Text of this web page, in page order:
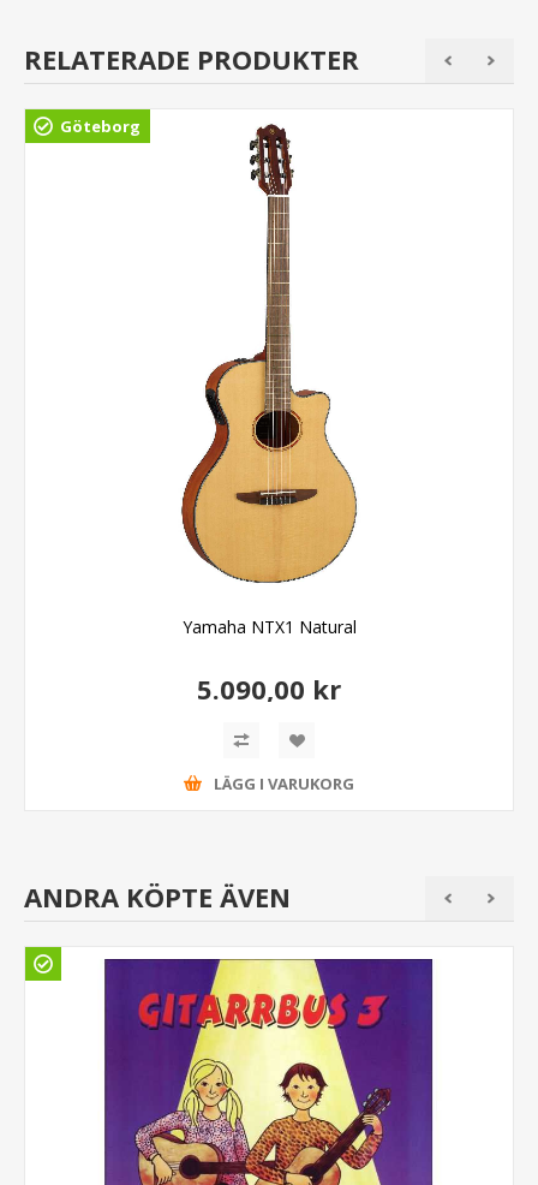
RELATERADE PRODUKTER
Göteborg
Yamaha NTX1 Natural
5.090,00 kr
LÄGG I VARUKORG
ANDRA KÖPTE ÄVEN